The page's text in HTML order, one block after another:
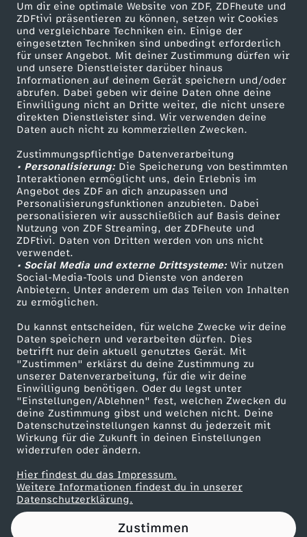
Um dir eine optimale Website von ZDF, ZDFheute und
ZDFtivi präsentieren zu können, setzen wir Cookies
und vergleichbare Techniken ein. Einige der
eingesetzten Techniken sind unbedingt erforderlich
für unser Angebot. Mit deiner Zustimmung dürfen wir
und unsere Dienstleister darüber hinaus
Informationen auf deinem Gerät speichern und/oder
abrufen. Dabei geben wir deine Daten ohne deine
Einwilligung nicht an Dritte weiter, die nicht unsere
direkten Dienstleister sind. Wir verwenden deine
Daten auch nicht zu kommerziellen Zwecken.
Zustimmungspflichtige Datenverarbeitung
• Personalisierung:Die Speicherung von bestimmten
Interaktionen ermöglicht uns, dein Erlebnis im
Angebot des ZDF an dich anzupassen und
Personalisierungsfunktionen anzubieten. Dabei
personalisieren wir ausschließlich auf Basis deiner
Nutzung von ZDF Streaming, der ZDFheute und
ZDFtivi. Daten von Dritten werden von uns nicht
verwendet.
• Social Media und externe Drittsysteme:Wir nutzen
Social-Media-Tools und Dienste von anderen
Anbietern. Unter anderem um das Teilen von Inhalten
zu ermöglichen.
Du kannst entscheiden, für welche Zwecke wir deine
Daten speichern und verarbeiten dürfen. Dies
betrifft nur dein aktuell genutztes Gerät. Mit
"Zustimmen" erklärst du deine Zustimmung zu
unserer Datenverarbeitung, für die wir deine
Einwilligung benötigen. Oder du legst unter
"Einstellungen/Ablehnen" fest, welchen Zwecken du
deine Zustimmung gibst und welchen nicht. Deine
Datenschutzeinstellungen kannst du jederzeit mit
Wirkung für die Zukunft in deinen Einstellungen
widerrufen oder ändern.
Hier findest du das Impressum.
Weitere Informationen findest du in unserer
Datenschutzerklärung.
Zustimmen
b
a
t
t
e
z
u
m
E
t
a
t
I
n
n
e
Mehr ZDF
ZDF-Apps
Smart TV
ZDFtext
Livestreams
Sendungen A-Z
TV-Programm
Service
ZDFmitreden
Kontakt zum ZDF
Tickets
Zuschauerservice
Hilfe
ZDF Unternehmen
Karriere
ZDF goes Schule
Werbefernsehen
Mainzelmännchen
Partner